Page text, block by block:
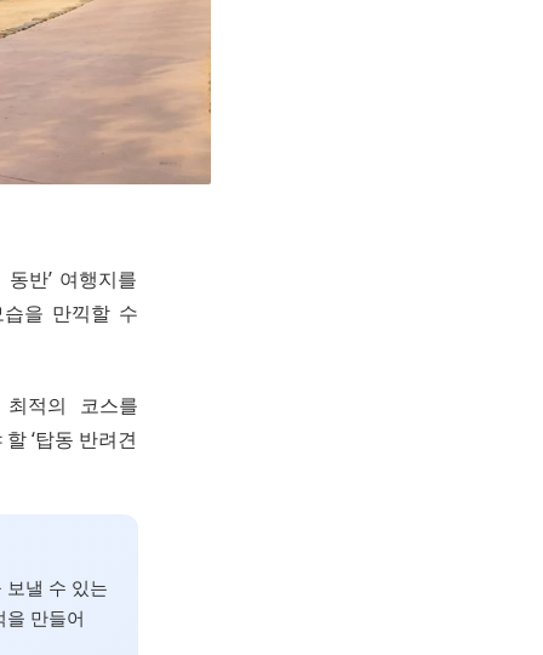
반’ 여행지를
을 만끽할 수
적의 코스를
‘탑동 반려견
낼 수 있는
만들어